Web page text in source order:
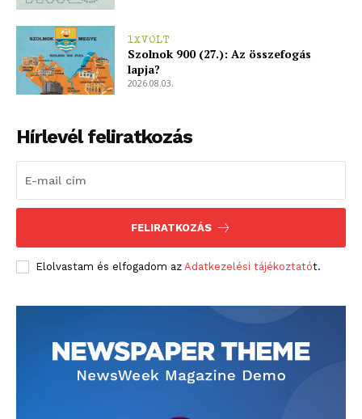
1XVOLT
Szolnok 900 (27.): Az összefogás
lapja?
2026.08.03.
Hírlevél feliratkozás
FELIRATKOZÁS
Elolvastam és elfogadom az Adatkezelési tájékoztatót.